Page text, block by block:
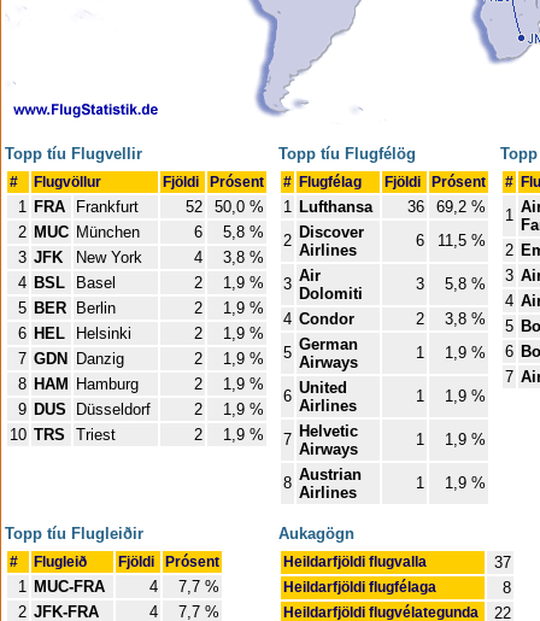
Topp tíu Flugvellir
# Flugvöllur Fjöldi Prósent
1 FRA Frankfurt 52
50,0 %
2 MUC München 6
5,8 %
3 JFK New York 4
3,8 %
4 BSL Basel 2
1,9 %
5 BER Berlin 2
1,9 %
6 HEL Helsinki 2
1,9 %
7 GDN Danzig 2
1,9 %
8 HAM Hamburg 2
1,9 %
9 DUS Düsseldorf 2
1,9 %
10 TRS Triest 2 1,9 %
Topp tíu Flugfélög
# Flugfélag Fjöldi Prósent
1 Lufthansa 36
69,2 %
2 Discover
Airlines
6 11,5 %
3 Air
Dolomiti
3
5,8 %
4 Condor 2
3,8 %
5 German
Airways
1 1,9 %
6 United
Airlines
1 1,9 %
7 Helvetic
Airways
1 1,9 %
8 Austrian
Airlines
1 1,9 %
#
1
2
3
4
5
6
7
Topp tíu Flugleiðir
# Flugleið Fjöldi Prósent
1 MUC-FRA 4
7,7 %
2 JFK-FRA 4
7,7 %
Aukagögn
Heildarfjöldi flugvalla 37
Heildarfjöldi flugfélaga 8
Heildarfjöldi flugvélategunda 22